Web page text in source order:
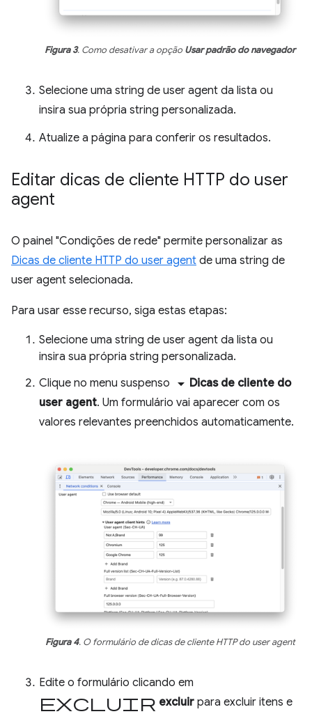
Figura 3. Como desativar a opção Usar padrão do navegador
Selecione uma string de user agent da lista ou
insira sua própria string personalizada.
Atualize a página para conferir os resultados.
Editar dicas de cliente HTTP do user
agent
O painel "Condições de rede" permite personalizar as
Dicas de cliente HTTP do user agent de uma string de
user agent selecionada.
Para usar esse recurso, siga estas etapas:
Selecione uma string de user agent da lista ou
insira sua própria string personalizada.
Clique no menu suspenso arrow_drop_down Dicas de cliente do
user agent. Um formulário vai aparecer com os
valores relevantes preenchidos automaticamente.
Figura 4. O formulário de dicas de cliente HTTP do user agent
Edite o formulário clicando em
excluir excluir para excluir itens e